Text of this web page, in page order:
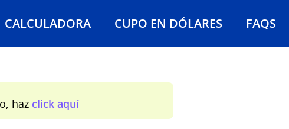
CALCULADORA CUPO EN DÓLARES FAQS
haz click aquí